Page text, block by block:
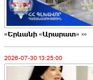
«Երևանի «Արարատ» ›››
2026-07-30 13:25:00